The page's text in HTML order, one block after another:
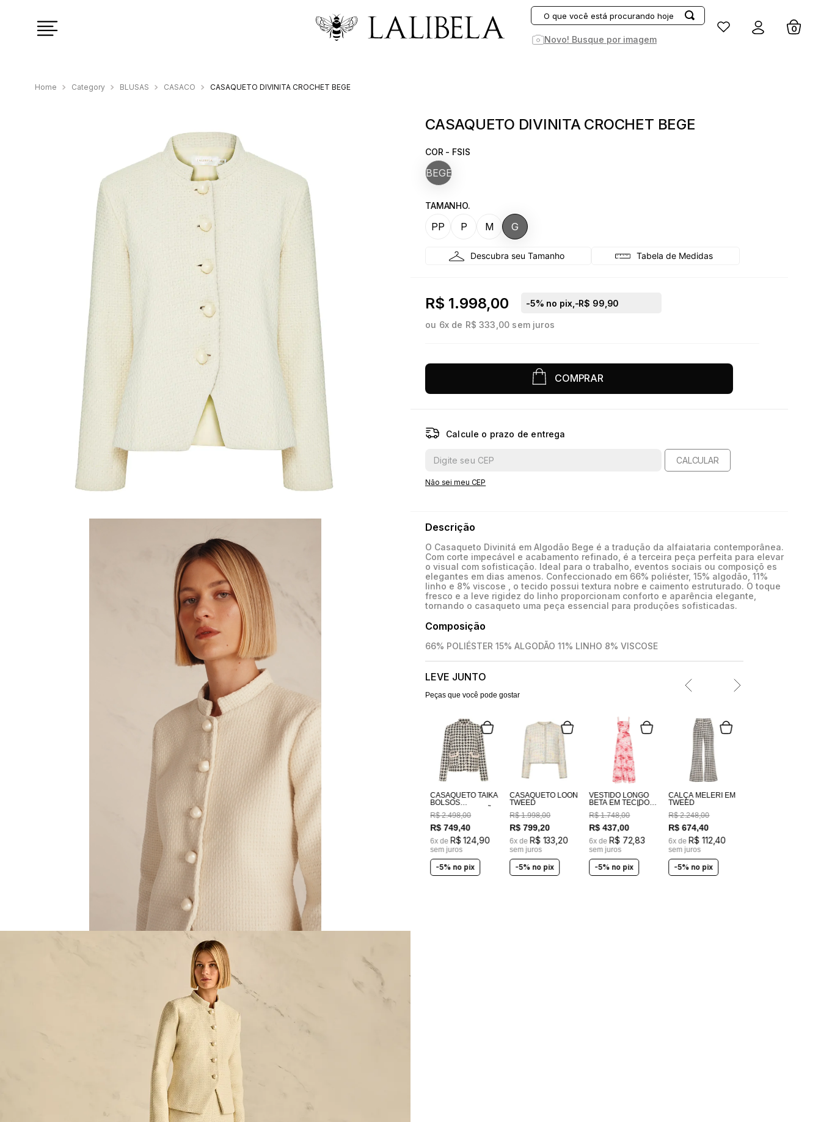
O que você está procurando hoje?
Novo! Busque por imagem
5
6º
º
linho
º
Entrar
Category BLUSAS CASACO CASAQUETO DIVINITA CROCHET BEGE
CASAQUETO DIVINITA CROCHET BEGE
COR - FSIS
BEGE
TAMANHO.
G
M
P
PP
Tabela de Medidas
R$ 1.998,00 -5% no pix, -R$ 99,90
ou 6x de R$ 333,00 sem juros
COMPRAR
Calcule o prazo de entrega
CALCULAR
Não sei meu CEP
Descrição
O Casaqueto Divinitá em Algodão Bege é a tradução da alfaiataria contemporânea.
Com corte impecável e acabamento refinado, é a terceira peça perfeita para elevar
o visual com sofisticação. Ideal para o trabalho, eventos sociais ou composiçõ es
elegantes em dias amenos. Confeccionado em 66% poliéster, 15% algodão, 11%
linho e 8% viscose , o tecido possui textura nobre e caimento estruturado. O toque
fresco e a leve rigidez do linho proporcionam conforto e aparência elegante,
tornando o casaqueto uma peça essencial para produções sofisticadas.
Composição
66% POLIÉSTER 15% ALGODÃO 11% LINHO 8% VISCOSE
LEVE JUNTO
Peças que você pode gostar
CASAQUETO TAIKA
BOLSOS
BORDADOS A MÃO
R$ 2.498,00
R$ 749,40
6x de R$ 124,90
sem juros
-5% no pix
CASAQUETO LOON
TWEED
R$ 1.998,00
R$ 799,20
6x de R$ 133 20
sem juros
-5% no pix
VESTIDO LONGO
BETA EM TECIDO
100% ALGODÃO
ESTAMPADO
COSTAS EM
LASTEX
R$ 1.748,00
R$ 437,00
6x de R$ 72,83
sem juros
-5% no pix
CALÇA MELERI EM
TWEED
R$ 2.248,00
R$ 674,40
6x de R$ 112,40
sem juros
-5% no pix